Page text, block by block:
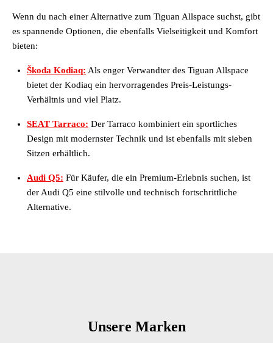
Wenn du nach einer Alternative zum Tiguan Allspace suchst, gibt
es spannende Optionen, die ebenfalls Vielseitigkeit und Komfort
bieten:
Škoda Kodiaq: Als enger Verwandter des Tiguan Allspace
bietet der Kodiaq ein hervorragendes Preis-Leistungs-
Verhältnis und viel Platz.
SEAT Tarraco: Der Tarraco kombiniert ein sportliches
Design mit modernster Technik und ist ebenfalls mit sieben
Sitzen erhältlich.
Audi Q5: Für Käufer, die ein Premium-Erlebnis suchen, ist
der Audi Q5 eine stilvolle und technisch fortschrittliche
Alternative.
Unsere Marken